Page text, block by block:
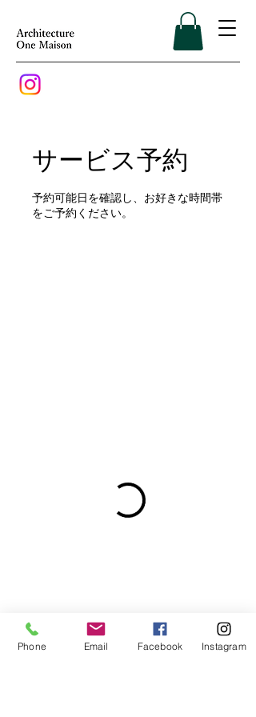
サービス予約
予約可能日を確認し、お好きな時間帯
をご予約ください。
Phone Email Facebook Instagram